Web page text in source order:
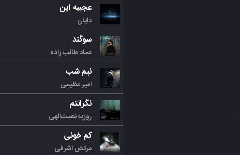
عجیبه این
دایان
سوگند
عماد طالب زاده
نیم شب
امیر عظیمی
نگرانتم
روزبه نعمت‌الهی
کم خونی
مرتض اشرفی